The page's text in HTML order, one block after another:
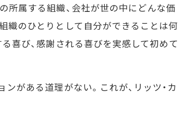
所属する組織、会社が世の中にどんな価
織のひとりとして自分ができることは何
喜び、感謝される喜びを実感して初めて
がある道理がない。これが、リッツ・カ